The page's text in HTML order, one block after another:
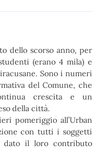
dello scorso anno, per
(erano 4 mila) e
Sono i numeri
del Comune, che
crescita e un
della città.
pomeriggio all’Urban
con tutti i soggetti
il loro contributo